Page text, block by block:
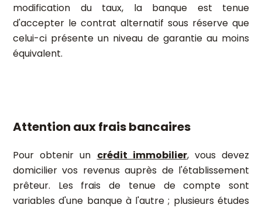
modification du taux, la banque est tenue
d'accepter le contrat alternatif sous réserve que
celui-ci présente un niveau de garantie au moins
équivalent.
Attention aux frais bancaires
Pour obtenir un crédit immobilier, vous devez
domicilier vos revenus auprès de l'établissement
prêteur. Les frais de tenue de compte sont
variables d'une banque à l'autre ; plusieurs études